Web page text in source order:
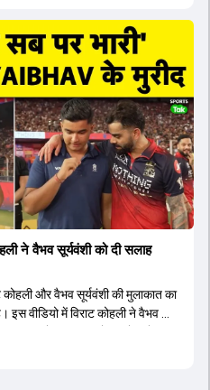
का खिताब जीता। इसके अलावा पंजाब
का पीछा करने वाली टीमों की सफलता
ने वैभव सूर्यवंशी को दी सलाह
और वैभव सूर्यवंशी की मुलाकात का
इस वीडियो में विराट कोहली ने वैभव को
बस गेम खत्म।' कोहली ने उन्हें खुद
ध्यान न देने की सलाह दी। आईपीएल